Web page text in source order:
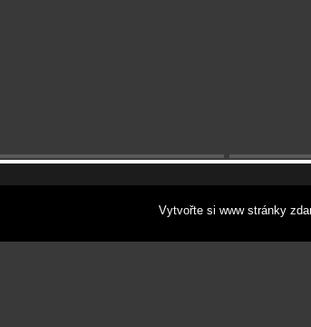
Vytvořte si www stránky